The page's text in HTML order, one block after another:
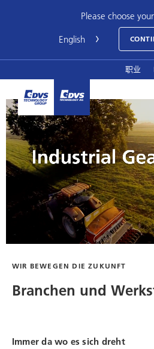
Please choose
职业
WIR BEWEGEN DIE ZUKUNFT
Branchen und
Immer da wo es sich dreht